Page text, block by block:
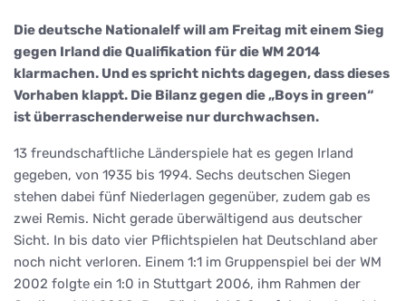
Die deutsche Nationalelf will am Freitag mit einem Sieg
gegen Irland die Qualifikation für die WM 2014
klarmachen. Und es spricht nichts dagegen, dass dieses
Vorhaben klappt. Die Bilanz gegen die „Boys in green“
ist überraschenderweise nur durchwachsen.
13 freundschaftliche Länderspiele hat es gegen Irland
gegeben, von 1935 bis 1994. Sechs deutschen Siegen
stehen dabei fünf Niederlagen gegenüber, zudem gab es
zwei Remis. Nicht gerade überwältigend aus deutscher
Sicht. In bis dato vier Pflichtspielen hat Deutschland aber
noch nicht verloren. Einem 1:1 im Gruppenspiel bei der WM
2002 folgte ein 1:0 in Stuttgart 2006, ihm Rahmen der